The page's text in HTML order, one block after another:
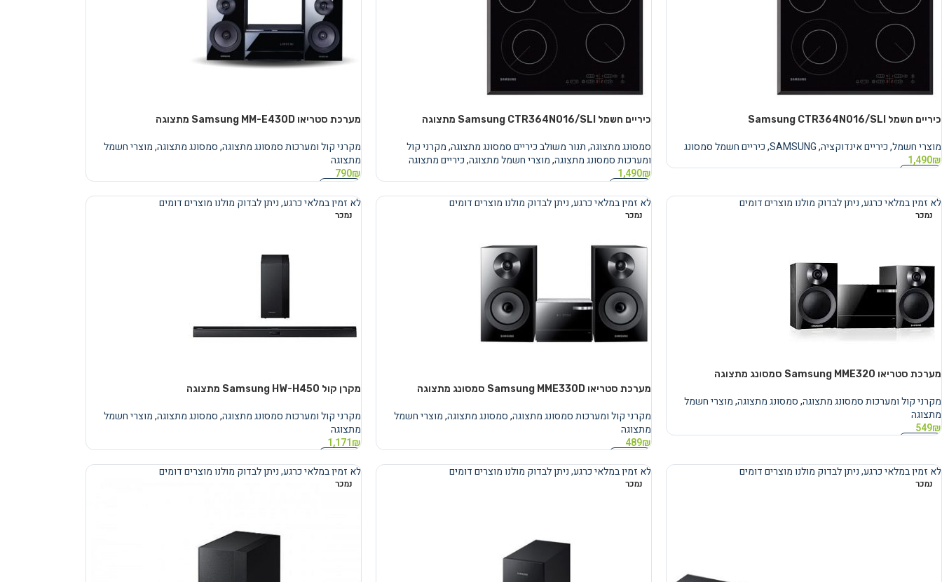
כיריים ‏חשמל Samsung CTR364N016/SLI
מוצרי חשמל,כיריים אינדוקציה,
SAMSUNG
,כיריים חשמל סמסונג
1,490₪
מידע נוסף
כיריים ‏חשמל Samsung CTR364N016/SLI מתצוגה
סמסונג מתצוגה,תנור משולב כיריים סמסונג מתצוגה,מקרני קול
ומערכות סמסונג מתצוגה,מוצרי חשמל מתצוגה,כיריים מתצוגה
1,490₪
מידע נוסף
מערכת סטריאו Samsung MM-E430D מתצוגה
מקרני קול ומערכות סמסונג מתצוגה,סמסונג מתצוגה,מוצרי חשמל
מתצוגה
790₪
מידע נוסף
נמכר
לא זמין במלאי כרגע, ניתן לבדוק מולנו מוצרים דומים
מערכת סטריאו Samsung MME320 סמסונג מתצוגה
מקרני קול ומערכות סמסונג מתצוגה,סמסונג מתצוגה,מוצרי חשמל
מתצוגה
549₪
מידע נוסף
נמכר
לא זמין במלאי כרגע, ניתן לבדוק מולנו מוצרים דומים
מערכת סטריאו Samsung MME330D סמסונג מתצוגה
מקרני קול ומערכות סמסונג מתצוגה,סמסונג מתצוגה,מוצרי חשמל
מתצוגה
489₪
מידע נוסף
נמכר
לא זמין במלאי כרגע, ניתן לבדוק מולנו מוצרים דומים
מקרן קול Samsung HW-H450 מתצוגה
מקרני קול ומערכות סמסונג מתצוגה,סמסונג מתצוגה,מוצרי חשמל
מתצוגה
1,171₪
מידע נוסף
נמכר
לא זמין במלאי כרגע, ניתן לבדוק מולנו מוצרים דומים
נמכר
לא זמין במלאי כרגע, ניתן לבדוק מולנו מוצרים דומים
נמכר
לא זמין במלאי כרגע, ניתן לבדוק מולנו מוצרים דומים